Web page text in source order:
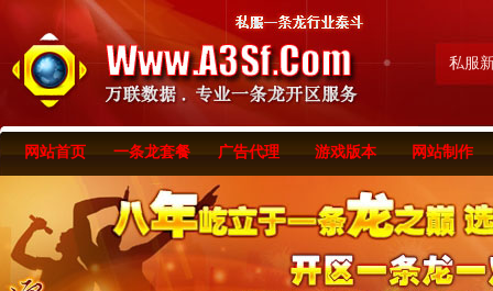
私服
网站首页 一条龙套餐 广告代理 游戏版本 网站制作